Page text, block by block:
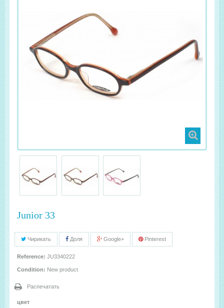
Junior 33
Чирикать Доля Google+ Pinterest
Reference: JU3340222
Condition: New product
Распечатать
цвет